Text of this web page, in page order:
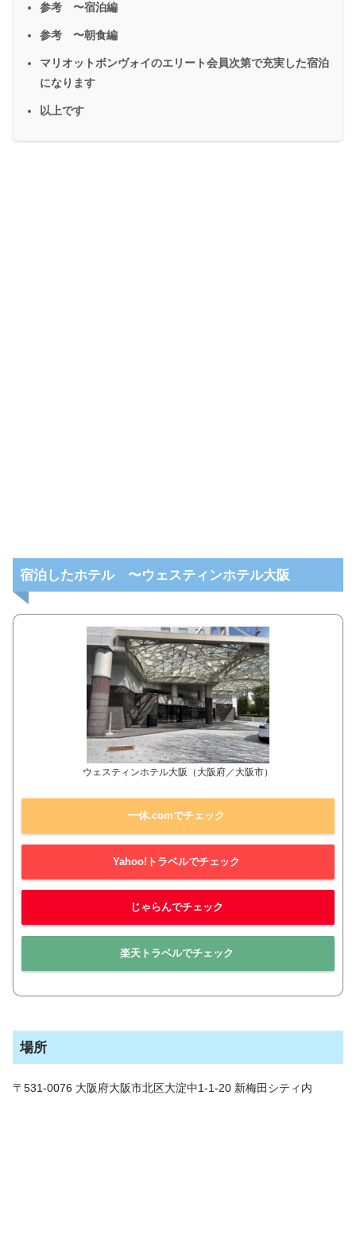
参考 〜宿泊編
参考 〜朝食編
マリオットボンヴォイのエリート会員次第で充実した宿泊
になります
以上です
宿泊したホテル 〜ウェスティンホテル大阪
ウェスティンホテル大阪（大阪府／大阪市）
一休.comでチェック
Yahoo!トラベルでチェック
じゃらんでチェック
楽天トラベルでチェック
場所
〒531-0076 大阪府大阪市北区大淀中1-1-20 新梅田シティ内